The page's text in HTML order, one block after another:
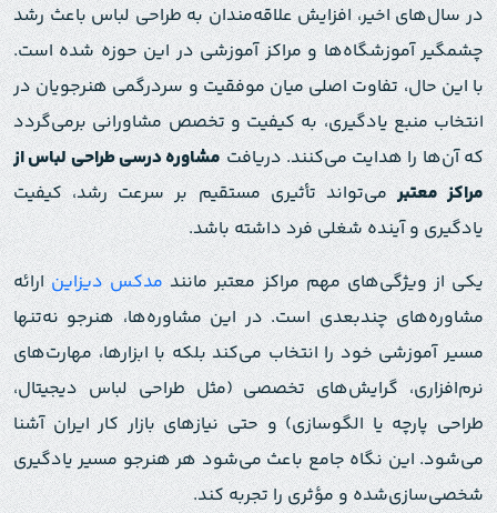
در سال‌های اخیر، افزایش علاقه‌مندان به طراحی لباس باعث رشد
چشمگیر آموزشگاه‌ها و مراکز آموزشی در این حوزه شده است.
با این حال، تفاوت اصلی میان موفقیت و سردرگمی هنرجویان در
انتخاب منبع یادگیری، به کیفیت و تخصص مشاورانی برمی‌گردد
که آن‌ها را هدایت می‌کنند. دریافتمشاوره درسی طراحی لباس از
مراکز معتبرمی‌تواند تأثیری مستقیم بر سرعت رشد، کیفیت
یادگیری و آینده شغلی فرد داشته باشد.
یکی از ویژگی‌های مهم مراکز معتبر مانندمدکس دیزاینارائه
مشاوره‌های چندبعدی است. در این مشاوره‌ها، هنرجو نه‌تنها
مسیر آموزشی خود را انتخاب می‌کند بلکه با ابزارها، مهارت‌های
نرم‌افزاری، گرایش‌های تخصصی (مثل طراحی لباس دیجیتال،
طراحی پارچه یا الگوسازی) و حتی نیازهای بازار کار ایران آشنا
می‌شود. این نگاه جامع باعث می‌شود هر هنرجو مسیر یادگیری
شخصی‌سازی‌شده و مؤثری را تجربه کند.